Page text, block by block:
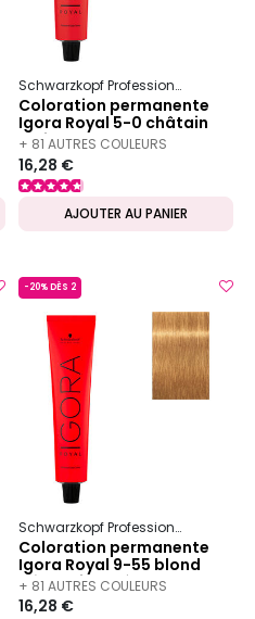
Royal Schwarzkopf Professional
Coloration permanente
Igora Royal 5-0 châtain
clair naturel
+ 81 AUTRES COULEURS
DISPONIBLES
16,28 €
AJOUTER AU PANIER
Royal
-20% DÈS 2
Schwarzkopf Professional
Coloration permanente
Igora Royal 9-55 blond
très clair doré extra
+ 81 AUTRES COULEURS
DISPONIBLES
16,28 €